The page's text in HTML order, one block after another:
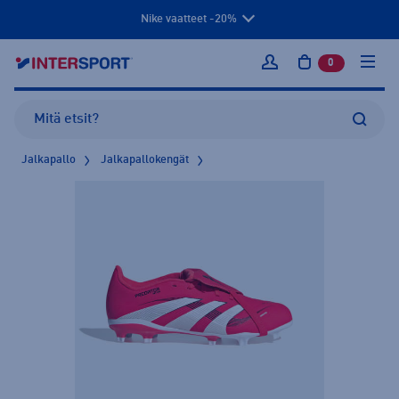
Nike vaatteet -20%
Kirjaudu sisään
0 tuotetta
Jalkapallo Jalkapallokengät